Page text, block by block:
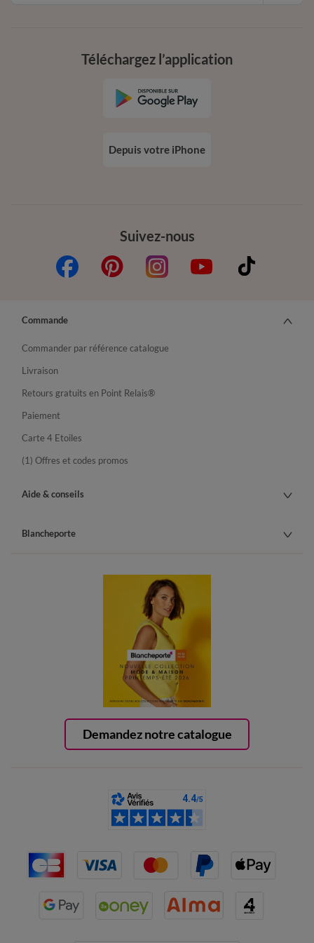
Suivez-nous
Téléchargez l’application
Depuis votre iPhone
Demandez notre catalogue
Commande
Commander par référence catalogue
Livraison
Retours gratuits en Point Relais®
Paiement
Carte 4 Etoiles
(1) Offres et codes promos
Aide & conseils
Blancheporte